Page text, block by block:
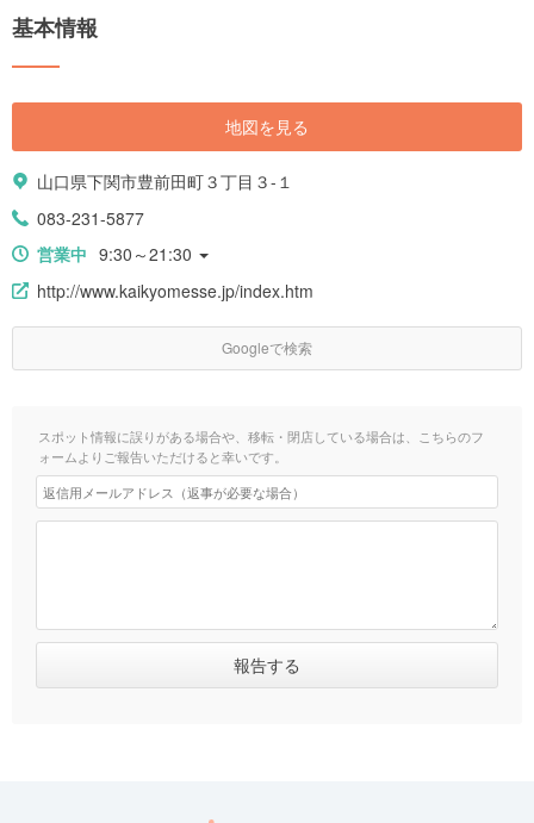
基本情報
地図を見る
山口県下関市豊前田町３丁目３-１
083-231-5877
営業中 9:30～21:30
http://www.kaikyomesse.jp/index.htm
Googleで検索
スポット情報に誤りがある場合や、移転・閉店している場合は、こちらのフ
ォームよりご報告いただけると幸いです。